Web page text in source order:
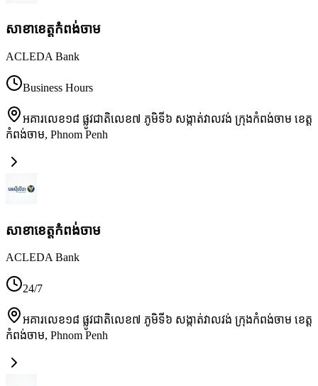
សាខា​ខេត្តកំពង់ចាម
ACLEDA Bank
Business Hours
អគារលេខ១៨ ផ្លូវជាតិលេខ៧ ភូមិទី៦ សង្កាត់វាលវង់ ក្រុងកំពង់ចាម ខេត្ត
កំពង់ចាម, Phnom Penh
សាខា​ខេត្តកំពង់ចាម
ACLEDA Bank
24/7
អគារលេខ១៨ ផ្លូវជាតិលេខ៧ ភូមិទី៦ សង្កាត់វាលវង់ ក្រុងកំពង់ចាម ខេត្ត
កំពង់ចាម, Phnom Penh